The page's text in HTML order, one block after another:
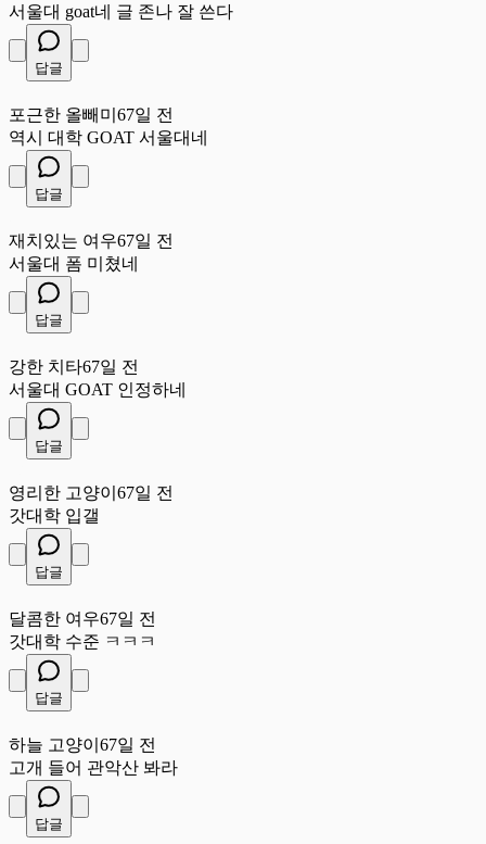
서울대 goat네 글 존나 잘 쓴다
답글
포근한 올빼미 67일 전
역시 대학 GOAT 서울대네
답글
재치있는 여우67일 전
서울대 폼 미쳤네
답글
강한 치타67일 전
서울대 GOAT 인정하네
답글
영리한 고양이 67일 전
갓대학 입갤
답글
달콤한 여우67일 전
갓대학 수준 ㅋㅋㅋ
답글
하늘 고양이 67일 전
고개 들어 관악산 봐라
답글